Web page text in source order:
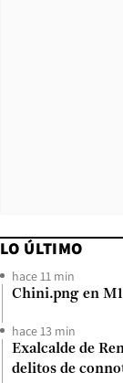
LO ÚLTIMO
hace 11 min
Chini.png en
hace 13 min
Exalcalde de
delitos de